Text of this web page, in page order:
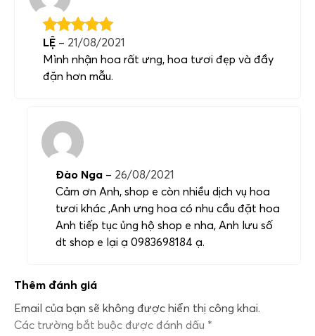
LỆ – 21/08/2021
Mình nhận hoa rất ưng, hoa tươi đẹp và đầy
đặn hơn mẫu.
Đào Nga – 26/08/2021
Cảm ơn Anh, shop e còn nhiều dịch vụ hoa
tươi khác ,Anh ưng hoa có nhu cầu đặt hoa
Anh tiếp tục ủng hộ shop e nha, Anh lưu số
dt shop e lại ạ 0983698184 ạ.
Thêm đánh giá
Email của bạn sẽ không được hiển thị công khai.
Các trường bắt buộc được đánh dấu *